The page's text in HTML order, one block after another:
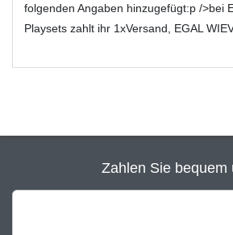
folgenden Angaben hinzugefügt:p />bei
Playsets zahlt ihr 1xVersand, EGAL
Zahlen Sie bequem